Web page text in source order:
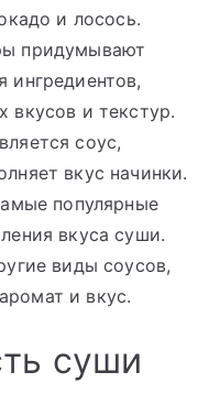
и лосось.
придумывают
ингредиентов,
вкусов и текстур.
соус,
вкус начинки.
популярные
вкуса суши.
виды соусов,
и вкус.
суши